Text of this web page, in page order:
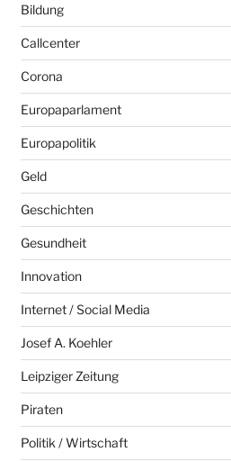
Bildung
Callcenter
Corona
Europaparlament
Europapolitik
Geld
Geschichten
Gesundheit
Innovation
Internet / Social Media
Josef A. Koehler
Leipziger Zeitung
Piraten
Politik / Wirtschaft